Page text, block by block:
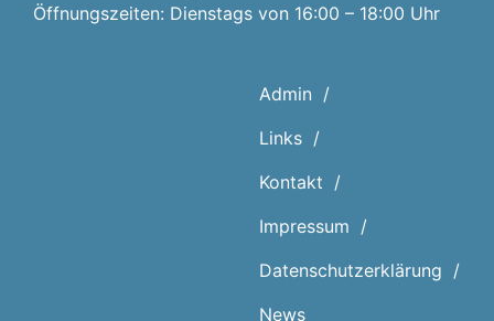
Öffnungszeiten: Dienstags von 16:00 – 18:00 Uhr
Admin
Links
Kontakt
Impressum
Datenschutz­erklärung
News